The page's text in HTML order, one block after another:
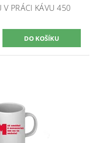
V PRÁCI KÁVU 450